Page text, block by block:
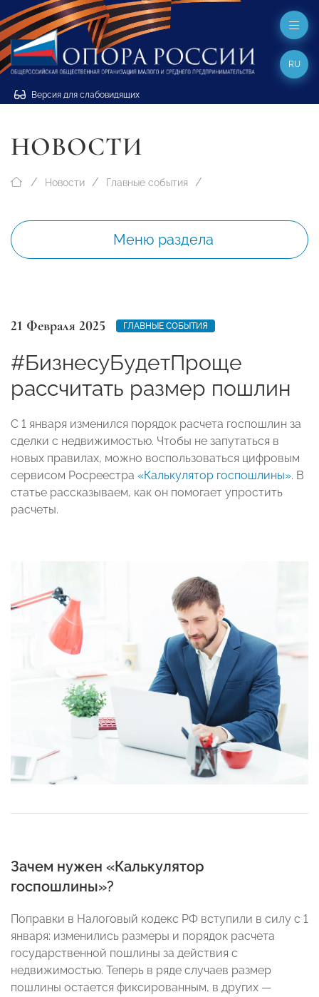
Версия для слабовидящих
RU
НОВОСТИ
Новости Главные события
Меню раздела
21 Февраля 2025 ГЛАВНЫЕ СОБЫТИЯ
#БизнесуБудетПроще
рассчитать размер пошлин
С 1 января изменился порядок расчета госпошлин за
сделки с недвижимостью. Чтобы не запутаться в
новых правилах, можно воспользоваться цифровым
сервисом Росреестра «Калькулятор госпошлины». В
статье рассказываем, как он помогает упростить
расчеты.
Зачем нужен «Калькулятор
госпошлины»?
Поправки в Налоговый кодекс РФ вступили в силу с 1
января: изменились размеры и порядок расчета
государственной пошлины за действия с
недвижимостью. Теперь в ряде случаев размер
пошлины остается фиксированным, в других —